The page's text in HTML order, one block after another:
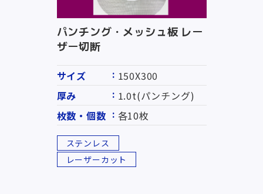
パンチング・メッシュ板 レー
ザー切断
サイズ
150X300
厚み
1.0t(パンチング)
枚数・個数
各10枚
ステンレス
レーザーカット